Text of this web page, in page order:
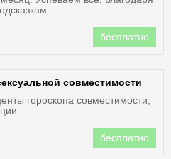
бесплатно
совместимости
гороскопа совместимости,
бесплатно